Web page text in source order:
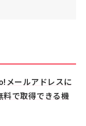
メールアドレスに
料で取得できる機